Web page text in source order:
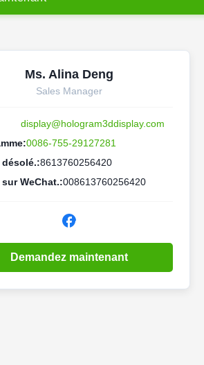
Ms. Alina Deng
Sales Manager
display@hologram3ddisplay.com
0086-755-29127281
8613760256420
WeChat.:008613760256420
Demandez maintenant